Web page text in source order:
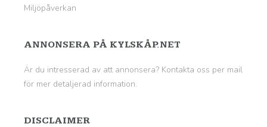
Miljöpåverkan
ANNONSERA PÅ KYLSKÅP.NET
Är du intresserad av att annonsera? Kontakta oss per mail
för mer detaljerad information.
DISCLAIMER